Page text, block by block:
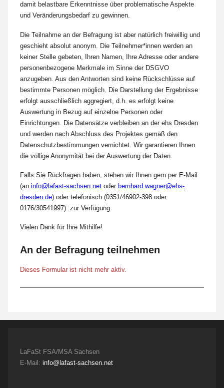
damit belastbare Erkenntnisse über problematische Aspekte
und Veränderungsbedarf zu gewinnen.
Die Teilnahme an der Befragung ist aber natürlich freiwillig und
geschieht absolut anonym. Die Teilnehmer*innen werden an
keiner Stelle gebeten, Ihren Namen, Ihre Adresse oder andere
personenbezogene Merkmale im Sinne der DSGVO
anzugeben. Aus den Antworten sind keine Rückschlüsse auf
bestimmte Personen möglich. Die Darstellung der Ergebnisse
erfolgt ausschließlich aggregiert, d.h. es erfolgt keine
Auswertung in Bezug auf einzelne Personen oder
Einrichtungen. Die Datensätze verbleiben an der ehs Dresden
und werden nach Abschluss des Projektes gemäß den
Datenschutzbestimmungen vernichtet. Wir garantieren Ihnen
die völlige Anonymität bei der Auswertung der Daten.
Falls Sie Rückfragen haben, stehen wir Ihnen gern per E-Mail
(an info@lafast-sachsen.net oder bernhard.wagner@ehs-
dresden.de) oder telefonisch (0351/46902-398 oder
0176/30541997) zur Verfügung.
Vielen Dank für Ihre Mithilfe!
An der Befragung teilnehmen
Dieses Formular ist nicht mehr aktiv.
LaFaSt FSA/MSA Sachsen
E-Mail: info@lafast-sachsen.net